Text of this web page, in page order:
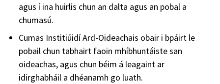
agus í ina huirlis chun an dalta agus an pobal a
chumasú.
Cumas Institiúidí Ard-Oideachais obair i bpáirt le
pobail chun tabhairt faoin mhíbhuntáiste san
oideachas, agus chun béim á leagaint ar
idirghabháil a dhéanamh go luath.